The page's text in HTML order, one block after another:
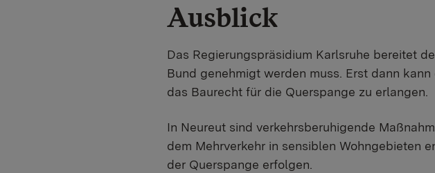
Ausblick
Das Regierungspräsidium Karlsruhe bereitet
Bund genehmigt werden muss. Erst dann
das Baurecht für die Querspange zu erlangen.
In Neureut sind verkehrsberuhigende
dem Mehrverkehr in sensiblen Wohngebieten
der Querspange erfolgen.